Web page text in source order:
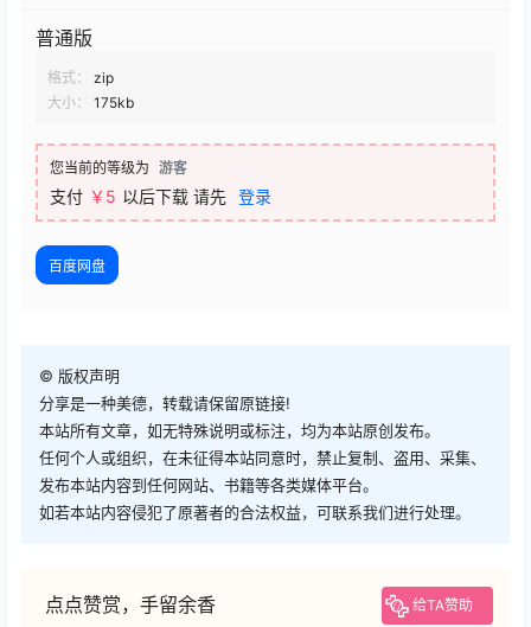
普通版
格式：
zip
大小：
175kb
您当前的等级为 游客
支付 ￥ 5 以后下载 请先 登录
百度网盘
© 版权声明
分享是一种美德，转载请保留原链接!
本站所有文章，如无特殊说明或标注，均为本站原创发布。
任何个人或组织，在未征得本站同意时，禁止复制、盗用、采集、
发布本站内容到任何网站、书籍等各类媒体平台。
如若本站内容侵犯了原著者的合法权益，可联系我们进行处理。
点点赞赏，手留余香 给TA赞助